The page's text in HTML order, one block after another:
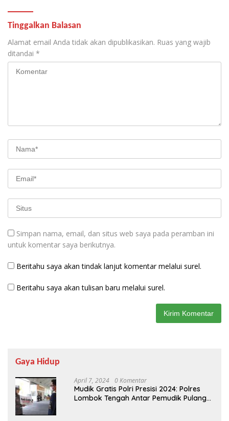
Tinggalkan Balasan
Alamat email Anda tidak akan dipublikasikan. Ruas yang wajib
ditandai *
Simpan nama, email, dan situs web saya pada peramban ini
untuk komentar saya berikutnya.
Beritahu saya akan tindak lanjut komentar melalui surel.
Beritahu saya akan tulisan baru melalui surel.
Gaya Hidup
April 7, 2024 0 Komentar
Mudik Gratis Polri Presisi 2024: Polres
Lombok Tengah Antar Pemudik Pulang